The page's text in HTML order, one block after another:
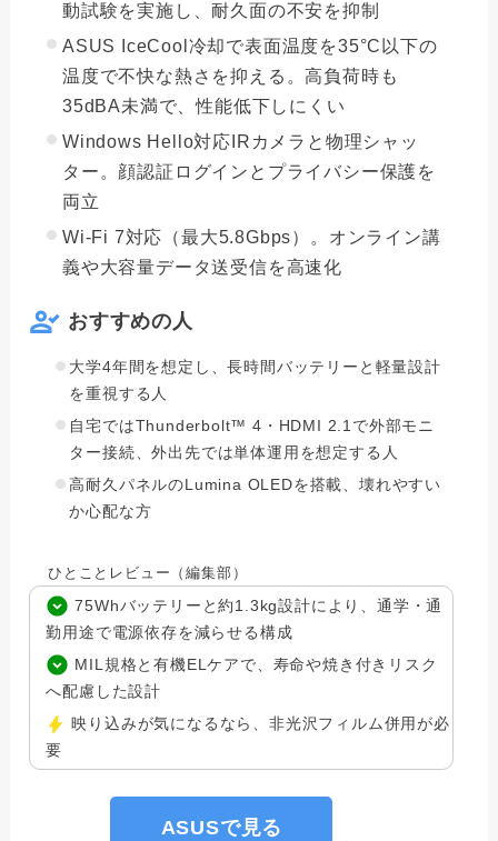
動試験を実施し、耐久面の不安を抑制
ASUS IceCool冷却で表面温度を35°C以下の
温度で不快な熱さを抑える。高負荷時も
35dBA未満で、性能低下しにくい
Windows Hello対応IRカメラと物理シャッ
ター。顔認証ログインとプライバシー保護を
両立
Wi-Fi 7対応（最大5.8Gbps）。オンライン講
義や大容量データ送受信を高速化
おすすめの人
大学4年間を想定し、長時間バッテリーと軽量設計
を重視する人
自宅ではThunderbolt™ 4・HDMI 2.1で外部モニ
ター接続、外出先では単体運用を想定する人
高耐久パネルのLumina OLEDを搭載、壊れやすい
か心配な方
ひとことレビュー（編集部）
75Whバッテリーと約1.3kg設計により、通学・通
勤用途で電源依存を減らせる構成
MIL規格と有機ELケアで、寿命や焼き付きリスク
へ配慮した設計
映り込みが気になるなら、非光沢フィルム併用が必
要
ASUSで見る